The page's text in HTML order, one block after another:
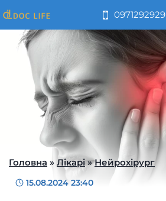
до
вмісту
0971292929
Головна » Лікарі»Нейрохірург
15.08.2024 23:40